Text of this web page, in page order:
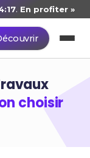
. En profiter »
choisir